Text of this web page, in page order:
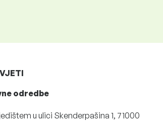
odredbe
u ulici Skenderpašina 1, 71000